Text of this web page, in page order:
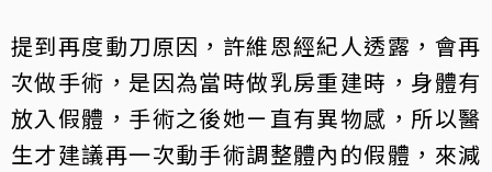
提到再度動刀原因，許維恩經紀人透露，會再
次做手術，是因為當時做乳房重建時，身體有
放入假體，手術之後她ㄧ直有異物感，所以醫
生才建議再一次動手術調整體內的假體，來減